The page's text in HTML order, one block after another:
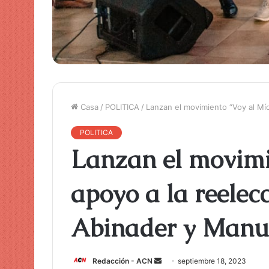
Casa / POLITICA / Lanzan el movimiento “Voy al
POLITICA
Lanzan el
apoyo a la
Abinader y
Redacción - ACN septiembre 18, 2023